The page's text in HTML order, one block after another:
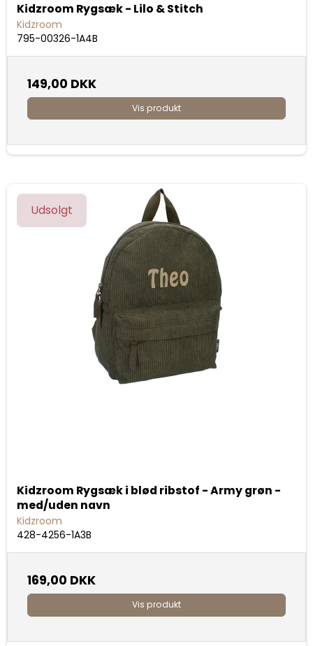
Kidzroom Rygsæk - Lilo & Stitch
Kidzroom
795-00326-1A4B
149,00 DKK
Vis produkt
Udsolgt
Kidzroom Rygsæk i blød ribstof - Army grøn -
med/uden navn
Kidzroom
428-4256-1A3B
169,00 DKK
Vis produkt